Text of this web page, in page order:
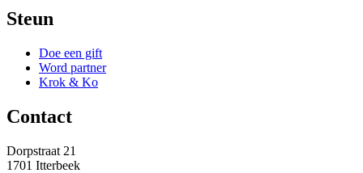
Steun
Doe een gift
Word partner
Krok & Ko
Contact
Dorpstraat 21
1701 Itterbeek